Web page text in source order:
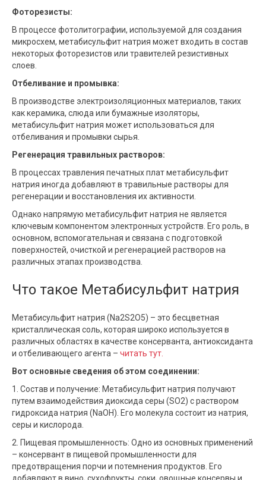
Фоторезисты:
В процессе фотолитографии, используемой для создания
микросхем, метабисульфит натрия может входить в состав
некоторых фоторезистов или травителей резистивных
слоев.
Отбеливание и промывка:
В производстве электроизоляционных материалов, таких
как керамика, слюда или бумажные изоляторы,
метабисульфит натрия может использоваться для
отбеливания и промывки сырья.
Регенерация травильных растворов:
В процессах травления печатных плат метабисульфит
натрия иногда добавляют в травильные растворы для
регенерации и восстановления их активности.
Однако напрямую метабисульфит натрия не является
ключевым компонентом электронных устройств. Его роль, в
основном, вспомогательная и связана с подготовкой
поверхностей, очисткой и регенерацией растворов на
различных этапах производства.
Что такое Метабисульфит натрия
Метабисульфит натрия (Na2S2O5) – это бесцветная
кристаллическая соль, которая широко используется в
различных областях в качестве консерванта, антиоксиданта
и отбеливающего агента – читать тут.
Вот основные сведения об этом соединении:
1. Состав и получение: Метабисульфит натрия получают
путем взаимодействия диоксида серы (SO2) с раствором
гидроксида натрия (NaOH). Его молекула состоит из натрия,
серы и кислорода.
2. Пищевая промышленность: Одно из основных применений
– консервант в пищевой промышленности для
предотвращения порчи и потемнения продуктов. Его